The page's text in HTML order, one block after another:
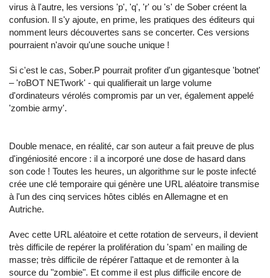
virus à l'autre, les versions 'p', 'q', 'r' ou 's' de Sober créent la
confusion. Il s'y ajoute, en prime, les pratiques des éditeurs qui
nomment leurs découvertes sans se concerter. Ces versions
pourraient n'avoir qu'une souche unique !
Si c'est le cas, Sober.P pourrait profiter d'un gigantesque 'botnet'
– 'roBOT NETwork' - qui qualifierait un large volume
d'ordinateurs vérolés compromis par un ver, également appelé
'zombie army'.
Double menace, en réalité, car son auteur a fait preuve de plus
d'ingéniosité encore : il a incorporé une dose de hasard dans
son code ! Toutes les heures, un algorithme sur le poste infecté
crée une clé temporaire qui génère une URL aléatoire transmise
à l'un des cinq services hôtes ciblés en Allemagne et en
Autriche.
Avec cette URL aléatoire et cette rotation de serveurs, il devient
très difficile de repérer la prolifération du 'spam' en mailing de
masse; très difficile de répérer l'attaque et de remonter à la
source du "zombie". Et comme il est plus difficile encore de